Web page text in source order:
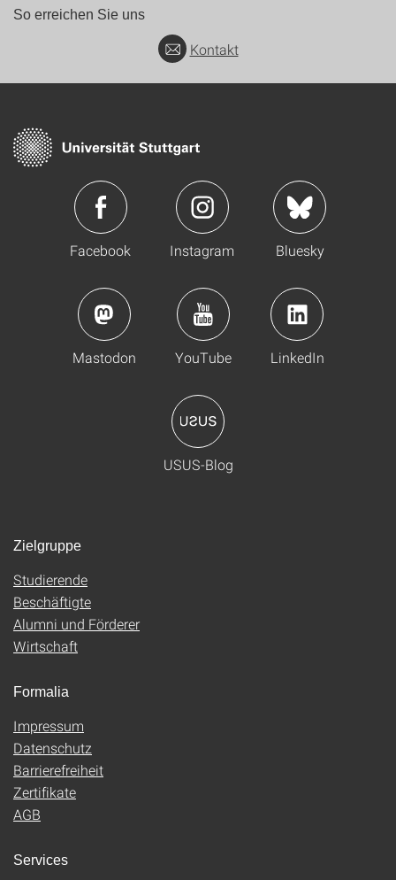
So erreichen Sie uns
Kontakt
Facebook Instagram Bluesky
Mastodon YouTube LinkedIn
USUS-Blog
Zielgruppe
Studierende
Beschäftigte
Alumni und Förderer
Wirtschaft
Formalia
Impressum
Datenschutz
Barrierefreiheit
Zertifikate
AGB
Services